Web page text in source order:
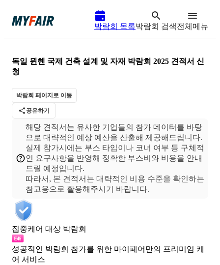
박람회 목록박람회 검색전체메뉴
독일 뮌헨 국제 건축 설계 및 자재 박람회 2025 견적서 신
청
박람회 페이지로 이동
공유하기
해당 견적서는 유사한 기업들의 참가 데이터를 바탕
으로 대략적인 예상 예산을 산출해 제공해드립니다.
실제 참가시에는 부스 타입이나 코너 여부 등 구체적
인 요구사항을 반영해 정확한 부스비와 비용을 안내
드릴 예정입니다.
따라서, 본 견적서는 대략적인 비용 수준을 확인하는
집중케어 대상 박람회
성공적인 박람회 참가를 위한 마이페어만의 프리미엄 케
어 서비스